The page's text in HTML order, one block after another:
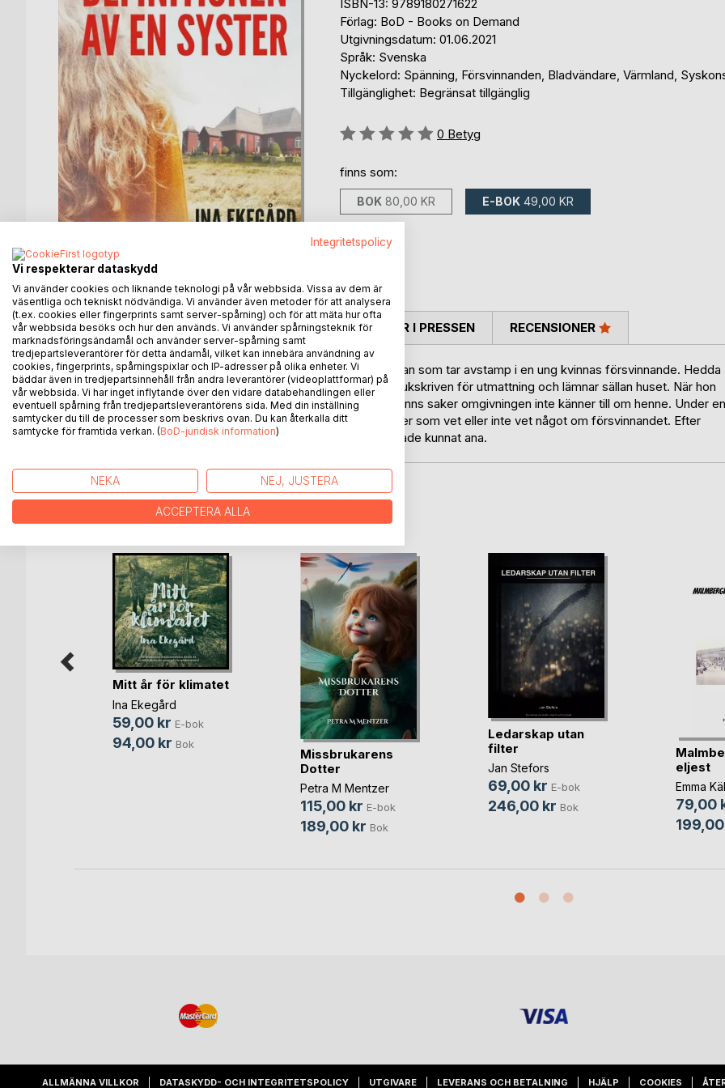
ISBN-13: 9789180271622
Förlag: BoD - Books on Demand
Utgivningsdatum: 01.06.2021
Språk: Svenska
Nyckelord: Spänning, Försvinnanden, Bladvändare, Värmland,
Tillgänglighet: Begränsat tillgänglig
Betyg::
0 Betyg
finns som:
BOK 80,00 KR E-BOK 49,00 KR
BESKRIVNING
Definitionen av en syster är en psykologisk spänningsroman som tar avstamp i en ung kvinnas försvinnande. Hedda
bor i kollektiv på Hägerstensåsen i södra Stockholm, är sjukskriven för utmattning och lämnar sällan huset. När hon
en dag gör det och inte återvänder blir det tydligt att det finns saker omgivningen inte känner till om henne. Under en
veckas tid får läsaren följa ett antal handplockade personer som vet eller inte vet något om försvinnandet. Efter
hand framträder en bild av Heddas bakgrund som ingen hade kunnat ana.
FÖRFATTARE KOMMENTARER I PRESSEN RECENSIONER
ANDRA TITLAR HOSBoD
Mitt år för klimatet
Ina Ekegård
59,00 kr E-bok
94,00 kr Bok
Missbrukarens
Dotter
Petra M Mentzer
115,00 kr E-bok
189,00 kr Bok
Ledarskap utan
filter
Jan Stefors
69,00 kr E-bok
246,00 kr Bok
eljest
Emma
79,00
ALLMÄNNA VILLKOR DATASKYDD- OCH INTEGRITETSPOLICY UTGIVARE LEVERANS OCH BETALNING HJÄLP COOKIES
Integritetspolicy
Vi respekterar dataskydd
Vi använder cookies och liknande teknologi på vår webbsida. Vissa av dem är
väsentliga och tekniskt nödvändiga. Vi använder även metoder för att analysera
(t.ex. cookies eller fingerprints samt server-spårning) och för att mäta hur ofta
vår webbsida besöks och hur den används. Vi använder spårningsteknik för
marknadsföringsändamål och använder server-spårning samt
tredjepartsleverantörer för detta ändamål, vilket kan innebära användning av
cookies, fingerprints, spårningspixlar och IP-adresser på olika enheter. Vi
bäddar även in tredjepartsinnehåll från andra leverantörer (videoplattformar) på
vår webbsida. Vi har inget inflytande över den vidare databehandlingen eller
eventuell spårning från tredjepartsleverantörens sida. Med din inställning
samtycker du till de processer som beskrivs ovan. Du kan återkalla ditt
samtycke för framtida verkan. (BoD-juridisk information)
NEKA NEJ, JUSTERA
ACCEPTERA ALLA